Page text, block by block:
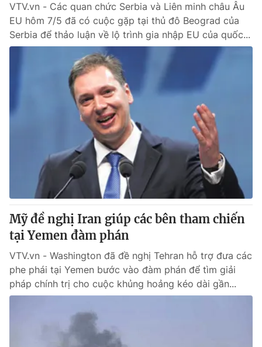
VTV.vn - Các quan chức Serbia và Liên minh châu Âu
EU hôm 7/5 đã có cuộc gặp tại thủ đô Beograd của
Serbia để thảo luận về lộ trình gia nhập EU của quốc...
Mỹ đề nghị Iran giúp các bên tham chiến
tại Yemen đàm phán
VTV.vn - Washington đã đề nghị Tehran hỗ trợ đưa các
phe phái tại Yemen bước vào đàm phán để tìm giải
pháp chính trị cho cuộc khủng hoảng kéo dài gần...